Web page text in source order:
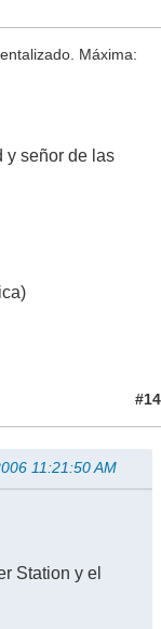
Máxima:
y señor de las
#14
11:21:50 AM
Station y el